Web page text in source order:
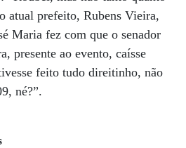
atual prefeito, Rubens Vieira,
Maria fez com que o senador
presente ao evento, caísse
feito tudo direitinho, não
né?”.